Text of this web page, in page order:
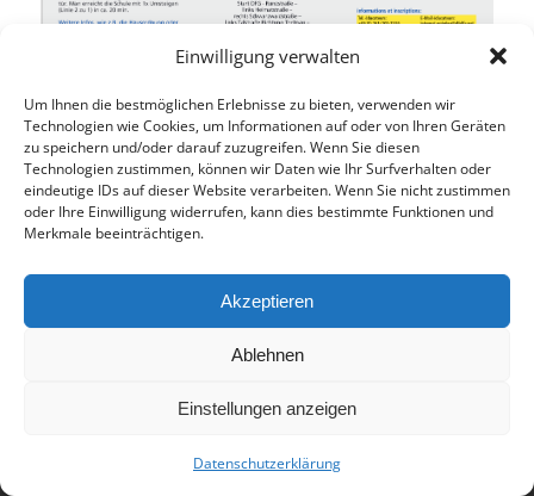
Einwilligung verwalten
Um Ihnen die bestmöglichen Erlebnisse zu bieten, verwenden wir
Technologien wie Cookies, um Informationen auf oder von Ihren Geräten
zu speichern und/oder darauf zuzugreifen. Wenn Sie diesen
Technologien zustimmen, können wir Daten wie Ihr Surfverhalten oder
eindeutige IDs auf dieser Website verarbeiten. Wenn Sie nicht zustimmen
oder Ihre Einwilligung widerrufen, kann dies bestimmte Funktionen und
Merkmale beeinträchtigen.
Akzeptieren
Ablehnen
Einstellungen anzeigen
Datenschutzerklärung
Eintrag teilen